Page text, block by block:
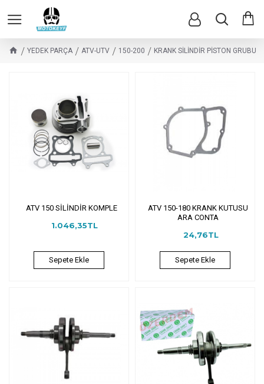
YEDEK PARÇA ATV-UTV 150-200 KRANK SİLİNDİR PİSTON GRUBU
ATV 150 SİLİNDİR KOMPLE
1.046,35TL
Sepete Ekle
ATV 150-180 KRANK KUTUSU
ARA CONTA
24,76TL
Sepete Ekle